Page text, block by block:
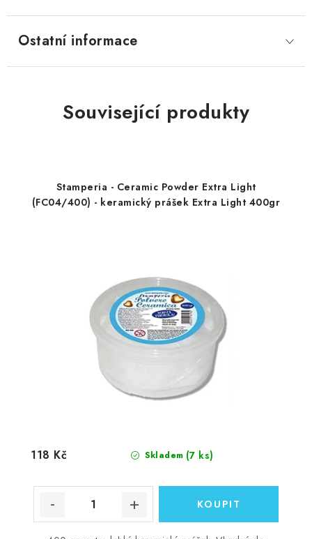
Ostatní informace
Související produkty
Stamperia - Ceramic Powder Extra Light
(FC04/400) - keramický prášek Extra Light 400gr
Skladem (7 ks)
118 Kč